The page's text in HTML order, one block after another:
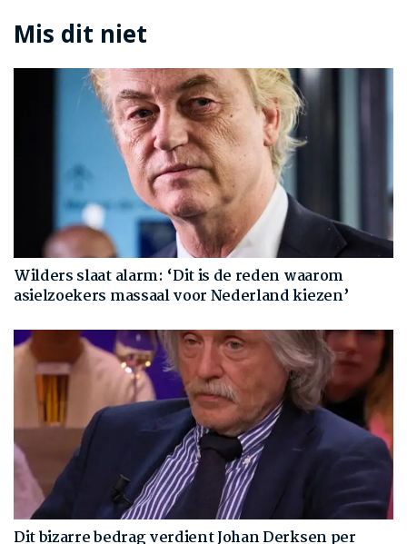
Mis dit niet
Wilders slaat alarm: ‘Dit is de reden waarom
asielzoekers massaal voor Nederland kiezen’
Dit bizarre bedrag verdient Johan Derksen per